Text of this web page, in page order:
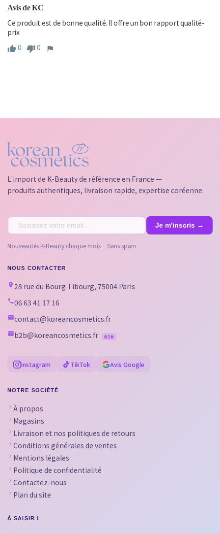
Avis de KC
Ce produit est de bonne qualité. Il offre un bon rapport qualité-
prix
0
0
L'import de K-Beauty de référence en France —
produits authentiques, livraison rapide, expertise coréenne.
Nouveautés K-Beauty chaque mois · Sans spam
NOUS CONTACTER
28 rue du Bourg Tibourg, 75004 Paris
06 63 41 17 16
contact@koreancosmetics.fr
b2b@koreancosmetics.fr
B2B
Instagram TikTok Avis Google
NOTRE SOCIÉTÉ
À propos
Magasins
Livraison et nos politiques de retours
Conditions générales de ventes
Mentions légales
Politique de confidentialité
Contactez-nous
Plan du site
À SAISIR !